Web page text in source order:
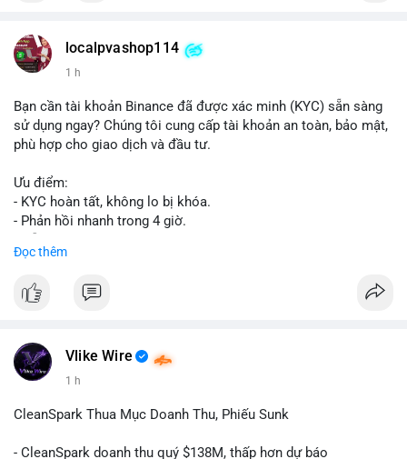
của bạn!
localpvashop114
1 h
Bạn cần tài khoản Binance đã được xác minh (KYC) sẵn sàng
sử dụng ngay? Chúng tôi cung cấp tài khoản an toàn, bảo mật,
phù hợp cho giao dịch và đầu tư.
Ưu điểm:
- KYC hoàn tất, không lo bị khóa.
- Phản hồi nhanh trong 4 giờ.
📞 WhatsApp: +1 660 215-8938
Đọc thêm
Vlike Wire
1 h
CleanSpark Thua Mục Doanh Thu, Phiếu Sunk
- CleanSpark doanh thu quý $138M, thấp hơn dự báo